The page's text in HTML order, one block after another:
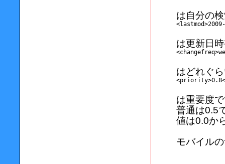
は自分の
は更新日
はどれぐ
は重要度
普通は0.5
値は0.0か
モバイル